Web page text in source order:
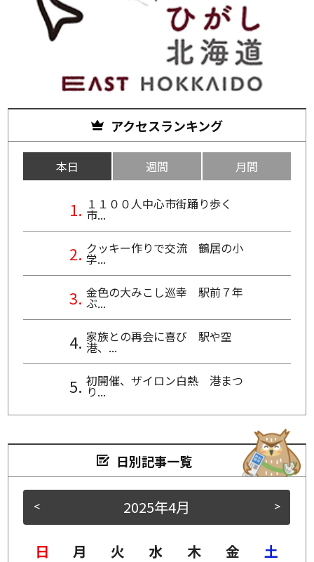
アクセスランキング
本日 週間 月間
１１００人中心市街踊り歩く
市...
クッキー作りで交流 鶴居の小
学...
金色の大みこし巡幸 駅前７年
ぶ...
家族との再会に喜び 駅や空
港、...
初開催、ザイロン白熱 港まつ
り...
日別記事一覧
< >
2025年4月
日 月 火 水 木 金
土